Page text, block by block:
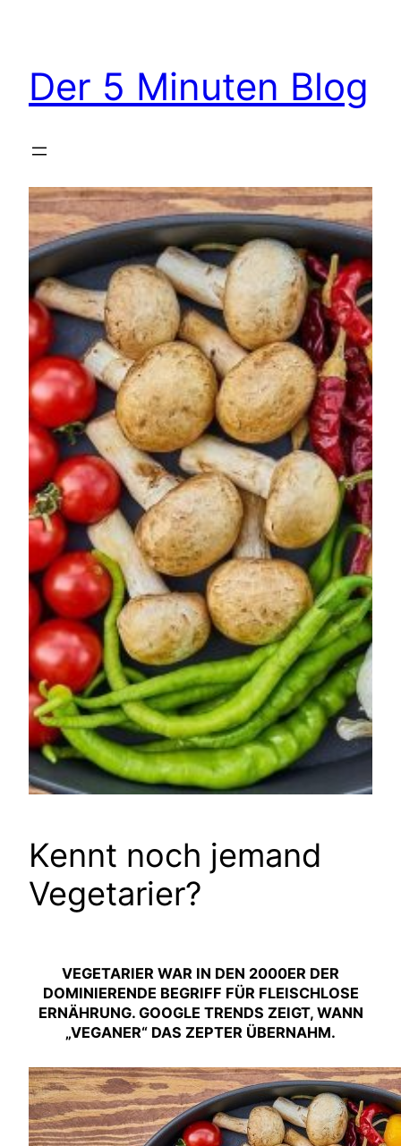
Der 5 Minuten Blog
Kennt noch jemand
Vegetarier?
VEGETARIER WAR IN DEN 2000ER DER
DOMINIERENDE BEGRIFF FÜR FLEISCHLOSE
ERNÄHRUNG. GOOGLE TRENDS ZEIGT, WANN
„VEGANER“ DAS ZEPTER ÜBERNAHM.